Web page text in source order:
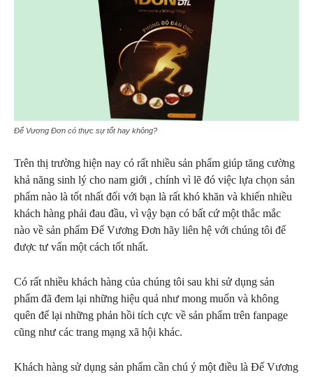
Đế Vương Đơn có thực sự tốt hay không?
Trên thị trường hiện nay có rất nhiều sản phẩm giúp tăng cường
khả năng sinh lý cho nam giới , chính vì lẽ đó việc lựa chọn sản
phẩm nào là tốt nhất đối với bạn là rất khó khăn và khiến nhiều
khách hàng phải đau đầu, vì vậy bạn có bất cứ một thắc mắc
nào về sản phẩm Đế Vương Đơn hãy liên hệ với chúng tôi để
được tư vấn một cách tốt nhất.
Có rất nhiều khách hàng của chúng tôi sau khi sử dụng sản
phẩm đã đem lại những hiệu quả như mong muốn và không
quên để lại những phản hồi tích cực về sản phẩm trên fanpage
cũng như các trang mạng xã hội khác.
Khách hàng sử dụng sản phẩm cần chú ý một điều là Đế Vương